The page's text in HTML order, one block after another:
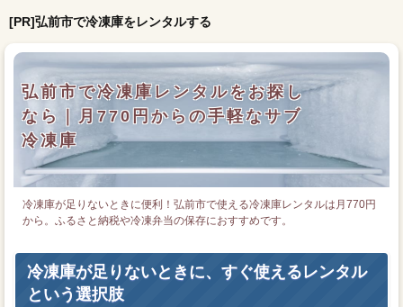
[PR]弘前市で冷凍庫をレンタルする
弘前市で冷凍庫レンタルをお探し
なら｜月770円からの手軽なサブ
冷凍庫
冷凍庫が足りないときに便利！弘前市で使える冷凍庫レンタルは月770円
から。ふるさと納税や冷凍弁当の保存におすすめです。
冷凍庫が足りないときに、すぐ使えるレンタル
という選択肢